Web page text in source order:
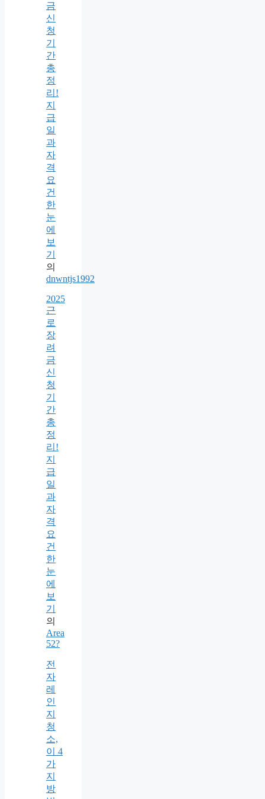
금
신
청
기
간
총
정
리!
지
급
일
과
자
격
요
건
한
눈
에
보
기
의
dnwntjs1992
2025
근
로
장
려
금
신
청
기
간
총
정
리!
지
급
일
과
자
격
요
건
한
눈
에
보
기
의
Area
52?
전
자
레
인
지
청
소,
이 4
가
지
방